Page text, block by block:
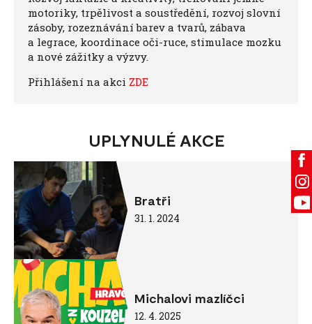
motoriky, trpělivost a soustředění, rozvoj slovní
zásoby, rozeznávání barev a tvarů, zábava
a legrace, koordinace oči-ruce, stimulace mozku
a nové zážitky a výzvy.
Přihlášení na akci ZDE
UPLYNULÉ AKCE
Bratři
31. 1. 2024
Michalovi mazlíčci
12. 4. 2025